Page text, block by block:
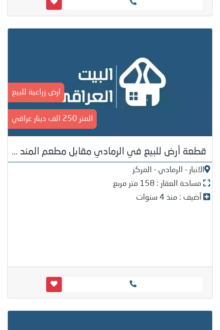
ارض زراعية للبيع
المتر 250 الف دينار عراقي
قطعة أرض للبيع في الرمادي مقابل مطعم المند ...
الانبار - الرمادي - المركز
مساحة العقار : 158 متر مربع
أضيف : منذ 4 سنوات